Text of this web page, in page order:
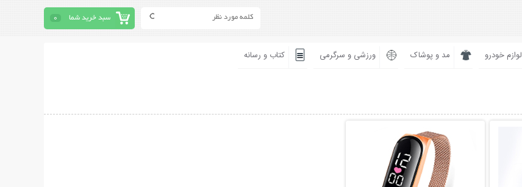
سبد خرید شما 0
لوازم خودرو مد و پوشاک ورزشی و سرگرمی کتاب و رسانه